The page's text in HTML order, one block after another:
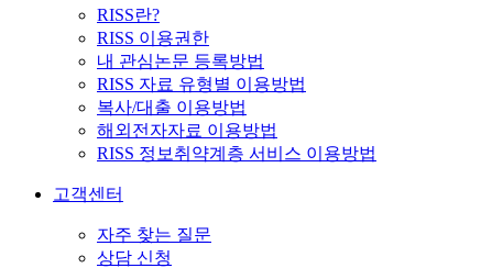
RISS란?
RISS 이용권한
내 관심논문 등록방법
RISS 자료 유형별 이용방법
복사/대출 이용방법
해외전자자료 이용방법
RISS 정보취약계층 서비스 이용방법
고객센터
자주 찾는 질문
상담 신청